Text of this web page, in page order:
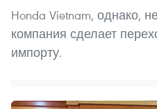
Honda Vietnam, однако,
компания сделает
импорту.